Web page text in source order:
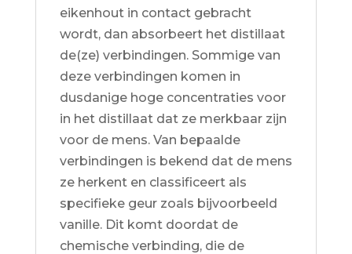
eikenhout in contact gebracht
wordt, dan absorbeert het distillaat
de(ze) verbindingen. Sommige van
deze verbindingen komen in
dusdanige hoge concentraties voor
in het distillaat dat ze merkbaar zijn
voor de mens. Van bepaalde
verbindingen is bekend dat de mens
ze herkent en classificeert als
specifieke geur zoals bijvoorbeeld
vanille. Dit komt doordat de
chemische verbinding, die de